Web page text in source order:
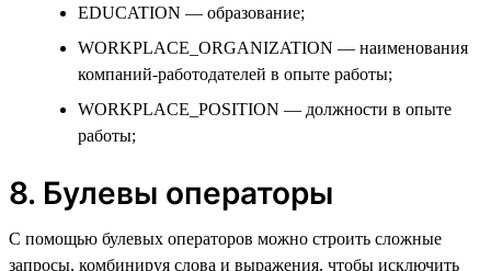
EDUCATION — образование;
WORKPLACE_ORGANIZATION — наименования
компаний-работодателей в опыте работы;
WORKPLACE_POSITION — должности в опыте
работы;
8. Булевы операторы
С помощью булевых операторов можно строить сложные
запросы, комбинируя слова и выражения, чтобы исключить